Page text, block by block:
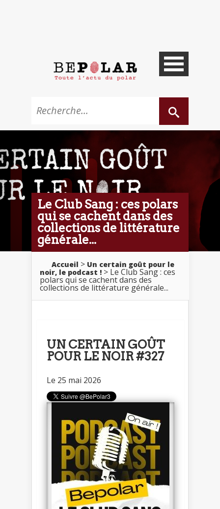
Le Club Sang : ces polars
qui se cachent dans des
collections de littérature
générale...
Accueil > Un certain goût pour le
noir, le podcast ! > Le Club Sang : ces
polars qui se cachent dans des
collections de littérature générale...
UN CERTAIN GOÛT
POUR LE NOIR #327
Le 25 mai 2026